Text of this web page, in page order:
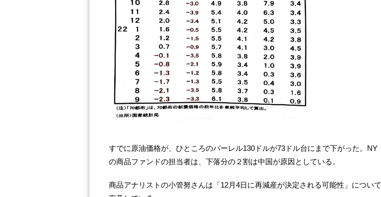
すでに原油価格が、ひところのバーレル130ドルが73ドル台にまで下がった。NY
の商品ファンドの担当者は、下落分の２割は中国が原因としている。
商品アナリストの小管努さんは「12月4日に再減産が決定される可能性」について